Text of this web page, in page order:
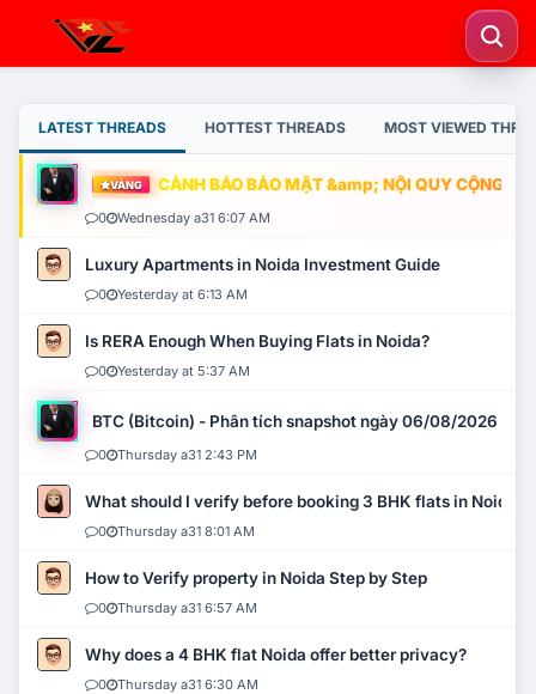
LATEST THREADS HOTTEST THREADS MOST VIEWED
VÀNG CẢNH BÁO BẢO MẬT &amp; NỘI QUY CỘNG
0 Wednesday a31 6:07 AM
Luxury Apartments in Noida Investment Guide
0 Yesterday at 6:13 AM
Is RERA Enough When Buying Flats in Noida?
0 Yesterday at 5:37 AM
BTC (Bitcoin) - Phân tích snapshot ngày 06/08/2026
0 Thursday a31 2:43 PM
What should I verify before booking 3 BHK flats in Noida?
0 Thursday a31 8:01 AM
How to Verify property in Noida Step by Step
0 Thursday a31 6:57 AM
Why does a 4 BHK flat Noida offer better privacy?
0 Thursday a31 6:30 AM